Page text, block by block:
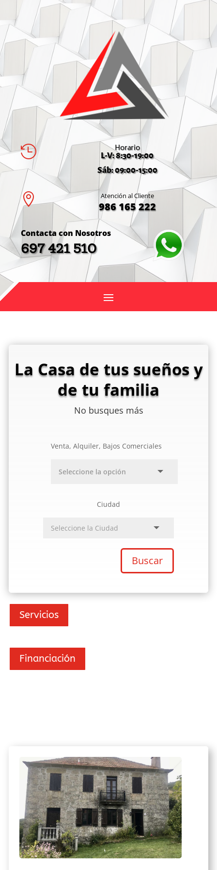
 Horario
L-V: 8:30-19:00
Sáb: 09:00-15:00
 Atención al Cliente
986 165 222
Contacta con Nosotros
697 421 510
La Casa de tus sueños y
de tu familia
No busques más
Venta, Alquiler, Bajos Comerciales
Ciudad
Buscar
Servicios
Financiación